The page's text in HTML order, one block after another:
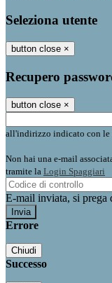
Seleziona utente
button close ×
Recupero
button close ×
all'indirizzo indicato con le
Non hai una e-mail
tramite la Login Spaggiari
E-mail inviata, si prega
Errore
Chiudi
Successo